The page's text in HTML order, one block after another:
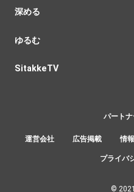
深める
ゆるむ
SitakkeTV
運営会社 広告掲載 情
プライバ
パート
©